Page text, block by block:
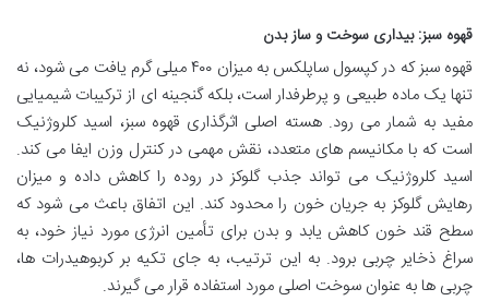
قهوه سبز: بیداری سوخت و ساز بدن
قهوه سبز که در کپسول ساپلکس به میزان ۴۰۰ میلی گرم یافت می شود، نه
تنها یک ماده طبیعی و پرطرفدار است، بلکه گنجینه ای از ترکیبات شیمیایی
مفید به شمار می رود. هسته اصلی اثرگذاری قهوه سبز، اسید کلروژنیک
است که با مکانیسم های متعدد، نقش مهمی در کنترل وزن ایفا می کند.
اسید کلروژنیک می تواند جذب گلوکز در روده را کاهش داده و میزان
رهایش گلوکز به جریان خون را محدود کند. این اتفاق باعث می شود که
سطح قند خون کاهش یابد و بدن برای تأمین انرژی مورد نیاز خود، به
سراغ ذخایر چربی برود. به این ترتیب، به جای تکیه بر کربوهیدرات ها،
چربی ها به عنوان سوخت اصلی مورد استفاده قرار می گیرند.